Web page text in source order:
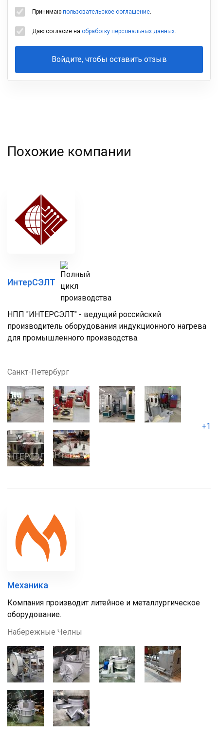
Принимаю пользовательское соглашение.
Даю согласие на обработку персональных данных.
Войдите, чтобы оставить отзыв
Ваша
Похожие компании
ИнтерСЭЛТ
НПП "ИНТЕРСЭЛТ" - ведущий российский
производитель оборудования индукционного нагрева
для промышленного производства.
Санкт-Петербург
+1
Механика
Компания производит литейное и металлургическое
оборудование.
Набережные Челны